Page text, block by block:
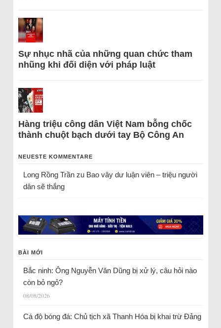
Sự nhục nhã của những quan chức tham
nhũng khi đối diện với pháp luật
Hàng triệu công dân Việt Nam bỗng chốc
thành chuột bạch dưới tay Bộ Công An
NEUESTE KOMMENTARE
Long Rồng Trầnzu Bao vây dư luận viên – triệu người
dân sẽ thắng
BÀI MỚI
Bắc ninh: Ông Nguyễn Văn Dũng bị xử lý, câu hỏi nào
còn bỏ ngỏ?
08/08/2026
Cá độ bóng đá: Chủ tịch xã Thanh Hóa bị khai trừ Đảng